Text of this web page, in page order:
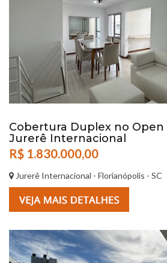
Cobertura Duplex no Open
Jurerê Internacional
R$ 1.830.000,00
Jurerê Internacional - Florianópolis - SC